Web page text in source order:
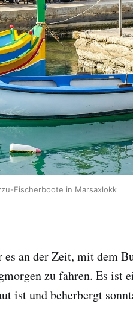
Fischerboote in Marsaxlokk
an der Zeit, mit dem
zu fahren. Es ist
ist und beherbergt